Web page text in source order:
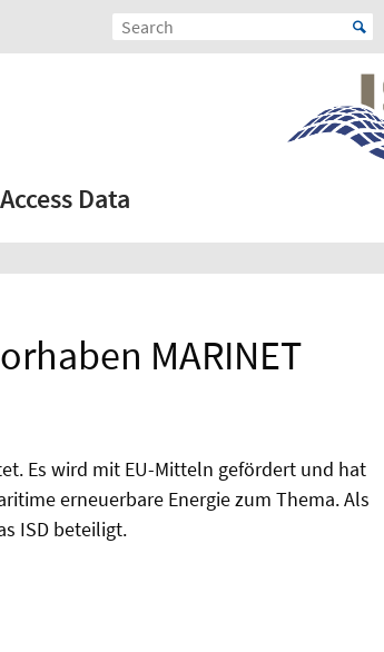
Data
MARINET
Es wird mit EU-Mitteln gefördert und hat
erneuerbare Energie zum Thema. Als
ISD beteiligt.